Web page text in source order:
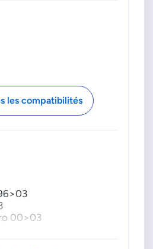
les compatibilités
00>03